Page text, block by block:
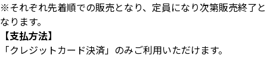
※それぞれ先着順での販売となり、定員になり次第販売終了と
なります。
【支払方法】
「クレジットカード決済」のみご利用いただけます。